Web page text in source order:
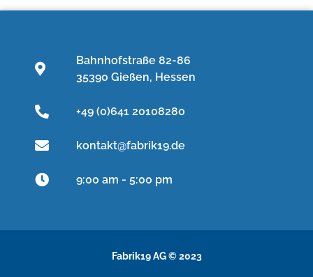
Bahnhofstraße 82-86
35390 Gießen, Hessen
+49 (0)641 20108280
kontakt@fabrik19.de
9:00 am - 5:00 pm
Fabrik19 AG © 2023